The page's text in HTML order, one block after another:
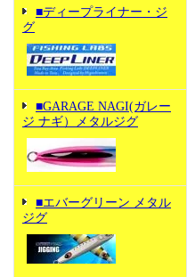
■ディープライナー・ジ
グ
■GARAGE NAGI(ガレー
ジ ナギ）メタルジグ
■エバーグリーン メタル
ジグ